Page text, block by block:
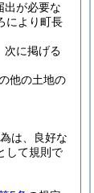
出が必要な
により町長
次に掲げる
他の土地の
は、良好な
して規則で